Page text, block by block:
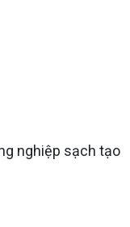
nghiệp sạch tạo